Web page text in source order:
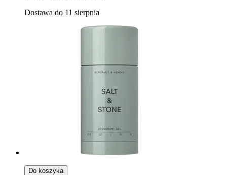
Dostawa do 11 sierpnia
Do koszyka